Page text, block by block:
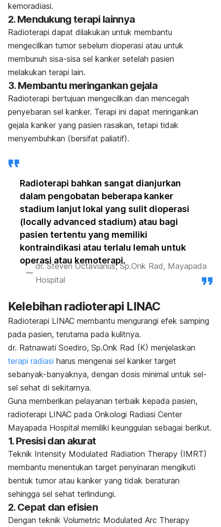
kemoradiasi.
2. Mendukung terapi lainnya
Radioterapi dapat dilakukan untuk membantu
mengecilkan tumor sebelum dioperasi atau untuk
membunuh sisa-sisa sel kanker setelah pasien
melakukan terapi lain.
3. Membantu meringankan gejala
Radioterapi bertujuan mengecilkan dan mencegah
penyebaran sel kanker. Terapi ini dapat meringankan
gejala kanker yang pasien rasakan, tetapi tidak
menyembuhkan (bersifat paliatif).
Radioterapi bahkan sangat dianjurkan
dalam pengobatan beberapa kanker
stadium lanjut lokal yang sulit dioperasi
(locally advanced stadium) atau bagi
pasien tertentu yang memiliki
kontraindikasi atau terlalu lemah untuk
operasi atau kemoterapi.
dr. Steven Octavianus, Sp.Onk Rad, Mayapada
Hospital
Kelebihan radioterapi LINAC
Radioterapi LINAC membantu mengurangi efek samping
pada pasien, terutama pada kulitnya.
dr. Ratnawati Soediro, Sp.Onk Rad (K) menjelaskan
terapi radiasi harus mengenai sel kanker target
sebanyak-banyaknya, dengan dosis minimal untuk sel-
sel sehat di sekitarnya.
Guna memberikan pelayanan terbaik kepada pasien,
radioterapi LINAC pada Onkologi Radiasi Center
Mayapada Hospital memiliki keunggulan sebagai berikut.
1. Presisi dan akurat
Teknik Intensity Modulated Radiation Therapy (IMRT)
membantu menentukan target penyinaran mengikuti
bentuk tumor atau kanker yang tidak beraturan
sehingga sel sehat terlindungi.
2. Cepat dan efisien
Dengan teknik Volumetric Modulated Arc Therapy